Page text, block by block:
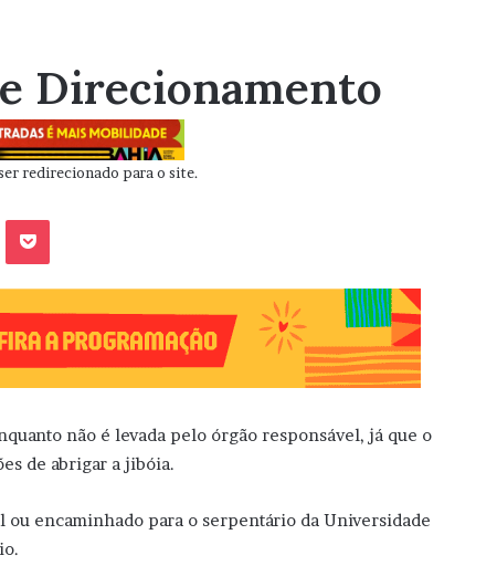
Direcionamento
redirecionado para o site.
OK
não é levada pelo órgão responsável, já que o
de abrigar a jibóia.
encaminhado para o serpentário da Universidade